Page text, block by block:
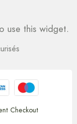
use this widget.
Checkout